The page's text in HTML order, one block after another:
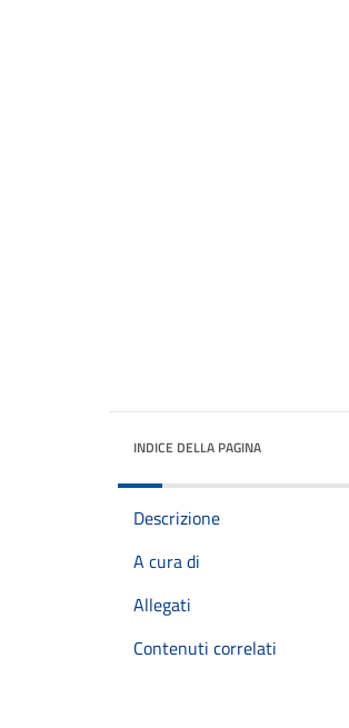
INDICE DELLA PAGINA
Descrizione
A cura di
Allegati
Contenuti correlati